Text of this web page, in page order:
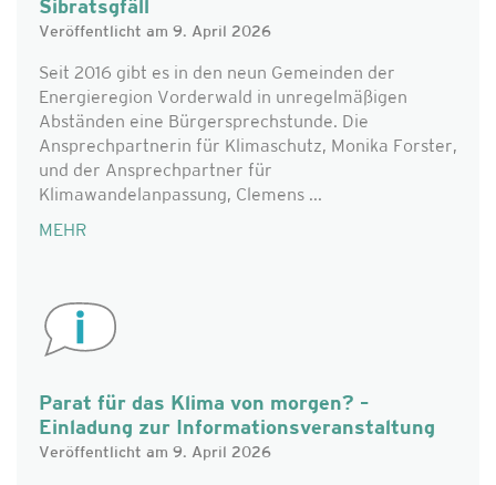
Sibratsgfäll
Veröffentlicht am 9. April 2026
Seit 2016 gibt es in den neun Gemeinden der
Energieregion Vorderwald in unregelmäßigen
Abständen eine Bürgersprechstunde. Die
Ansprechpartnerin für Klimaschutz, Monika Forster,
und der Ansprechpartner für
Klimawandelanpassung, Clemens ...
MEHR
Parat für das Klima von morgen? –
Einladung zur Informationsveranstaltung
Veröffentlicht am 9. April 2026